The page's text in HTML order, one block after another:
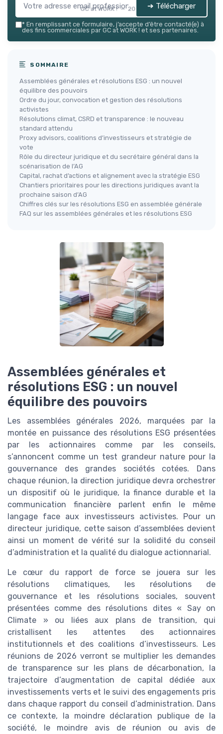
GC at WORK ! — 2026 ➔ Télécharger
* En remplissant ce formulaire, j’accepte d’être contacté(e) à
des fins commerciales par GC at WORK ! et ses partenaires.
SOMMAIRE
Assemblées générales et résolutions ESG : un nouvel
équilibre des pouvoirs
Ordre du jour, convocation et gestion des résolutions
activistes
Résolutions climat, CSRD et transparence : le nouveau
standard attendu
Proxy advisors, coalitions d’investisseurs et stratégie de
vote
Rôle du directeur juridique et du secrétaire général dans la
scénarisation de l’AG
Capital, rachat d’actions et alignement avec la stratégie ESG
Chantiers prioritaires pour les directions juridiques avant la
prochaine saison d’AG
Chiffres clés sur les résolutions ESG en assemblée générale
FAQ sur les assemblées générales et les résolutions ESG
Assemblées générales et
résolutions ESG : un nouvel
équilibre des pouvoirs
Les assemblées générales 2026, marquées par la
montée en puissance des résolutions ESG présentées
par les actionnaires comme par les conseils,
s’annoncent comme un test grandeur nature pour la
gouvernance des grandes sociétés cotées. Dans
chaque réunion, la direction juridique devra orchestrer
un dispositif où le juridique, la finance durable et la
communication financière parlent enfin le même
langage face aux investisseurs activistes. Pour un
directeur juridique, cette saison d’assemblées devient
ainsi un moment de vérité sur la solidité du conseil
d’administration et la qualité du dialogue actionnarial.
Le cœur du rapport de force se jouera sur les
résolutions climatiques, les résolutions de
gouvernance et les résolutions sociales, souvent
présentées comme des résolutions dites « Say on
Climate » ou liées aux plans de transition, qui
cristallisent les attentes des actionnaires
institutionnels et des coalitions d’investisseurs. Les
réunions de 2026 verront se multiplier les demandes
de transparence sur les plans de décarbonation, la
trajectoire d’augmentation de capital dédiée aux
investissements verts et le suivi des engagements pris
dans chaque rapport du conseil d’administration. Dans
ce contexte, la moindre déclaration publique de la
société, le moindre avis de réunion ou avis de